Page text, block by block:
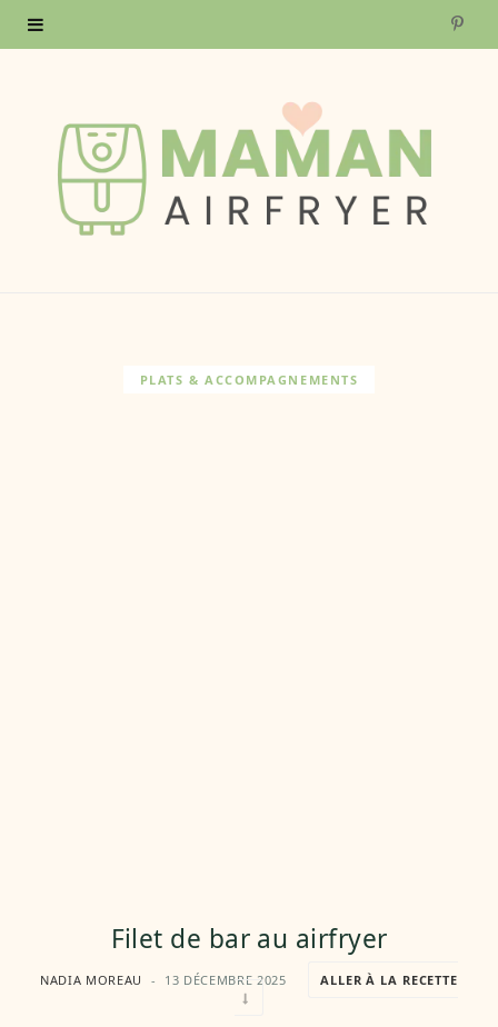
P
PLATS & ACCOMPAGNEMENTS
Filet de bar au airfryer
NADIA MOREAU 13 DÉCEMBRE 2025 ALLER À LA RECETTE